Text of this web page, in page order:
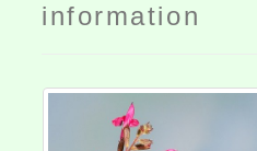
information